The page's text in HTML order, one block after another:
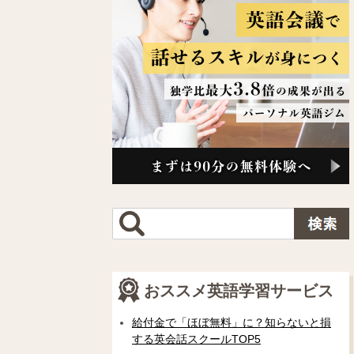
おススメ英語学習サービス
給付金で「ほぼ無料」に？知らないと損
する英会話スクールTOP5